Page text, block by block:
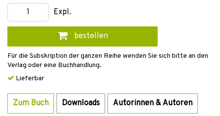
Expl.
bestellen
Für die Subskription der ganzen Reihe wenden Sie sich bitte an den
Verlag oder eine Buchhandlung.
Lieferbar
Zum Buch Downloads Autorinnen & Autoren